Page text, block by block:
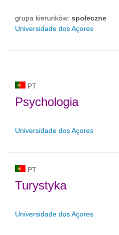
grupa kierunków: społeczne
Universidade dos Açores
PT
Psychologia
Universidade dos Açores
PT
Turystyka
Universidade dos Açores